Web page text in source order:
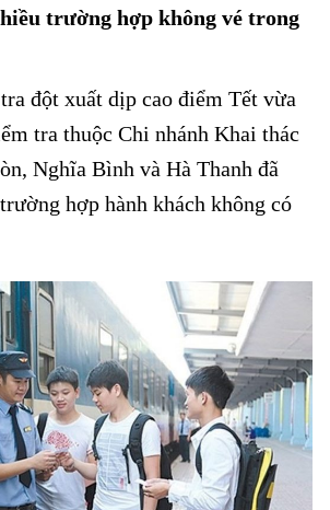
trường hợp không vé trong
đột xuất dịp cao điểm Tết vừa
tra thuộc Chi nhánh Khai thác
Nghĩa Bình và Hà Thanh đã
hợp hành khách không có